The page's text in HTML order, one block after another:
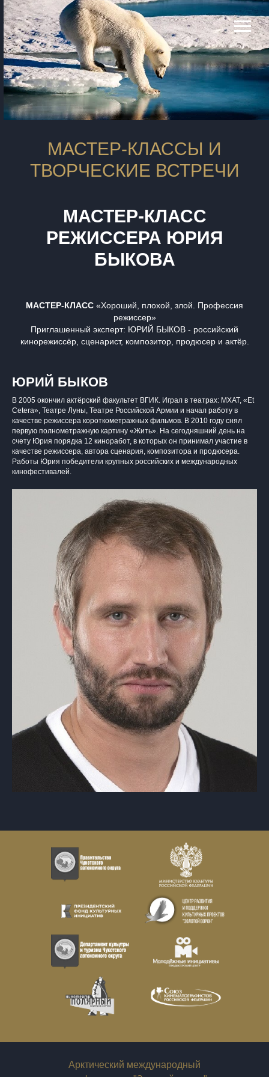
МАСТЕР-КЛАССЫ И
ТВОРЧЕСКИЕ ВСТРЕЧИ
МАСТЕР-КЛАСС
РЕЖИССЕРА ЮРИЯ
БЫКОВА
МАСТЕР-КЛАСС «Хороший, плохой, злой. Профессия
режиссер»
Приглашенный эксперт: ЮРИЙ БЫКОВ - российский
кинорежиссёр, сценарист, композитор, продюсер и актёр.
ЮРИЙ БЫКОВ
В 2005 окончил актёрский факультет ВГИК. Играл в театрах: МХАТ, «Et
Cetera», Театре Луны, Театре Российской Армии и начал работу в
качестве режиссера короткометражных фильмов. В 2010 году снял
первую полнометражную картину «Жить». На сегодняшний день на
счету Юрия порядка 12 киноработ, в которых он принимал участие в
качестве режиссера, автора сценария, композитора и продюсера.
Работы Юрия победители крупных российских и международных
кинофестивалей.
Арктический международный